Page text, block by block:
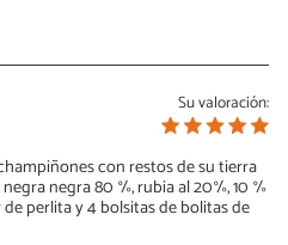
Su valoración:
con restos de su tierra
negra 80 %, rubia al 20%, 10 %
perlita y 4 bolsitas de bolitas de